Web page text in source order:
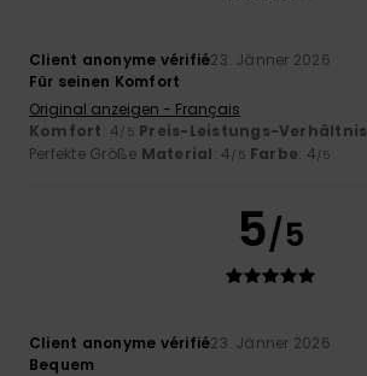
Client anonyme vérifié23. Jänner 2026
Für seinen Komfort
Original anzeigen - Français
Komfort: 4/5 Preis-Leistungs-Verhältnis
Perfekte Größe Material: 4/5 Farbe: 4/5
5/5
Client anonyme vérifié23. Jänner 2026
Bequem